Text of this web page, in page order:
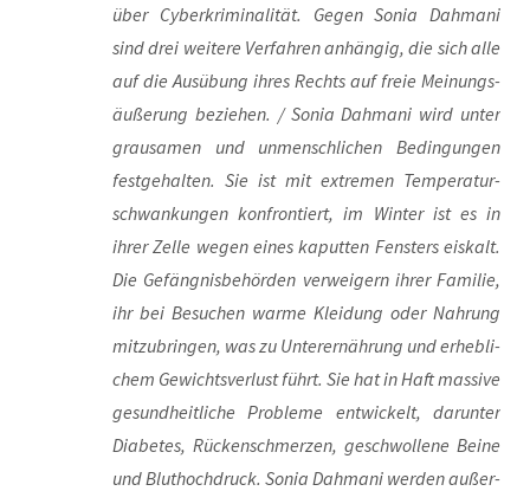
über Cyber­kri­mi­na­li­tät. Gegen Sonia Dah­ma­ni
sind drei wei­te­re Ver­fah­ren anhän­gig, die sich alle
auf die Aus­übung ihres Rechts auf freie Mei­nungs­
äu­ße­rung bezie­hen. / Sonia Dah­ma­ni wird unter
grau­sa­men und unmensch­li­chen Bedin­gun­gen
fest­ge­hal­ten. Sie ist mit extre­men Tem­pe­ra­tur­
schwan­kun­gen kon­fron­tiert, im Win­ter ist es in
ihrer Zel­le wegen eines kaput­ten Fens­ters eis­kalt.
Die Gefäng­nis­be­hör­den ver­wei­gern ihrer Fami­lie,
ihr bei Besu­chen war­me Klei­dung oder Nah­rung
mit­zu­brin­gen, was zu Unter­ernäh­rung und erheb­li­
chem Gewichts­ver­lust führt. Sie hat in Haft mas­si­ve
gesund­heit­li­che Pro­ble­me ent­wi­ckelt, dar­un­ter
Dia­be­tes, Rücken­schmer­zen, geschwol­le­ne Bei­ne
und Blut­hoch­druck. Sonia Dah­ma­ni wer­den außer­